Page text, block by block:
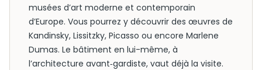
musées d’art moderne et contemporain
d’Europe. Vous pourrez y découvrir des œuvres de
Kandinsky, Lissitzky, Picasso ou encore Marlene
Dumas. Le bâtiment en lui-même, à
l’architecture avant‑gardiste, vaut déjà la visite.